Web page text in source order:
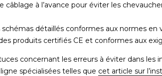
câblage à l’avance pour éviter les
schémas détaillés conformes aux normes
produits certifiés CE et conformes aux
concernant les erreurs à éviter dans
spécialisées telles que cet article sur